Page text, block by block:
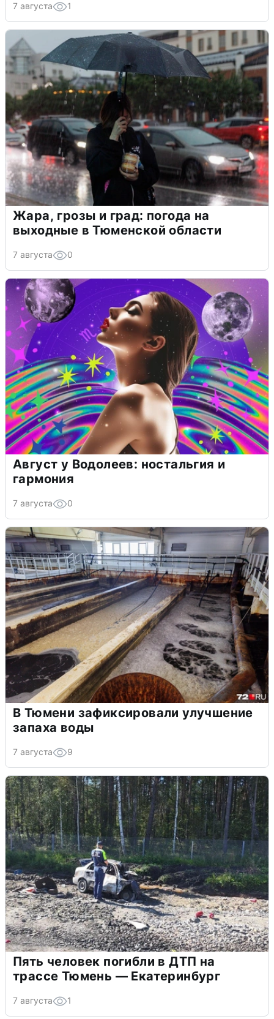
7 августа 1
Жара, грозы и град: погода на
выходные в Тюменской области
7 августа 0
Август у Водолеев: ностальгия и
гармония
7 августа 0
В Тюмени зафиксировали улучшение
запаха воды
7 августа 9
Пять человек погибли в ДТП на
трассе Тюмень — Екатеринбург
7 августа 1